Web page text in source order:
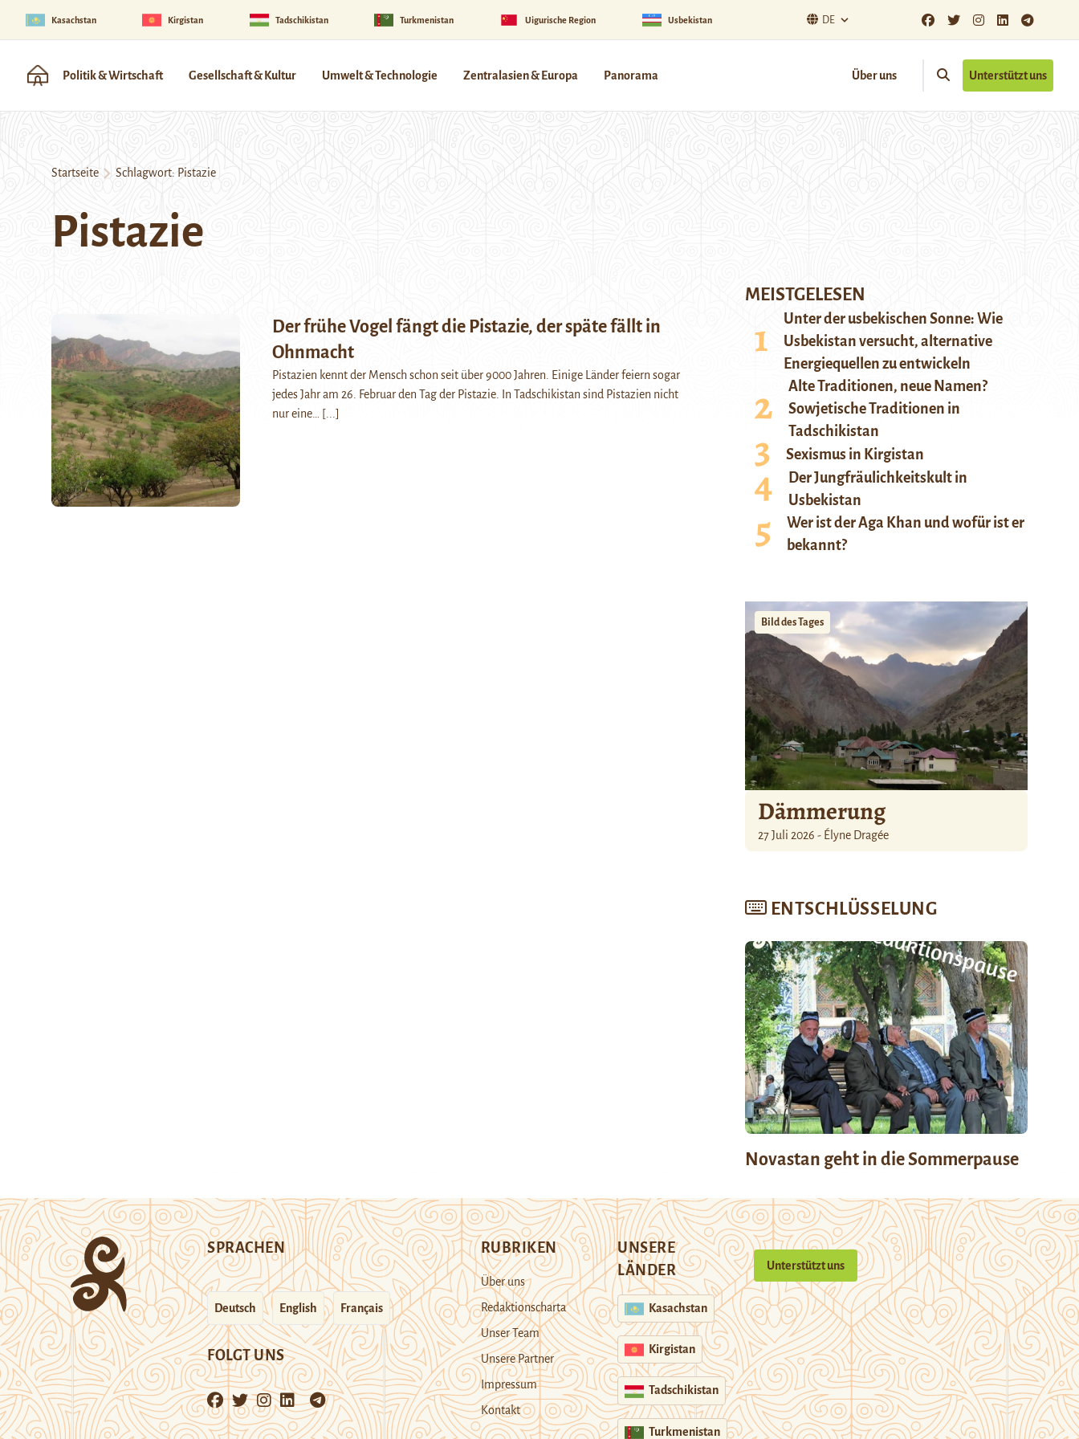
Kasachstan Kirgistan Tadschikistan Turkmenistan Uigurische Region Usbekistan DE
Politik & Wirtschaft Gesellschaft & Kultur Umwelt & Technologie Zentralasien & Europa Panorama Über uns Unterstützt uns
Startseite Schlagwort: Pistazie
Pistazie
Der frühe Vogel fängt die Pistazie, der späte fällt in
Ohnmacht
Pistazien kennt der Mensch schon seit über 9000 Jahren. Einige Länder feiern sogar
jedes Jahr am 26. Februar den Tag der Pistazie. In Tadschikistan sind Pistazien nicht
nur eine…
[...]
MEISTGELESEN
Unter der usbekischen Sonne: Wie
Usbekistan versucht, alternative
Energiequellen zu entwickeln
Alte Traditionen, neue Namen?
Sowjetische Traditionen in
Tadschikistan
Sexismus in Kirgistan
Der Jungfräulichkeitskult in
Usbekistan
Wer ist der Aga Khan und wofür ist er
bekannt?
Bild des Tages
Dämmerung
27 Juli 2026 - Élyne Dragée
ENTSCHLÜSSELUNG
Novastan geht in die Sommerpause
SPRACHEN
Deutsch English Français
FOLGT UNS
RUBRIKEN
Über uns
Redaktionscharta
Unser Team
Unsere Partner
Impressum
Kontakt
UNSERE
LÄNDER
Kasachstan
Kirgistan
Tadschikistan
Turkmenistan
Unterstützt uns